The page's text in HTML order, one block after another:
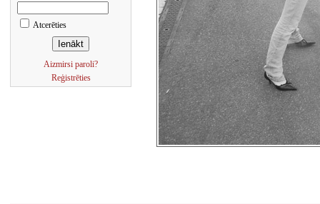
Atcerēties
Aizmirsi paroli?
Reģistrēties